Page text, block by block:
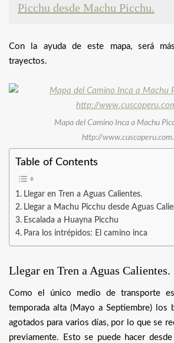
Picchu desde Machu Picchu.
Con la ayuda de este mapa, será
trayectos.
Mapa del Camino Inca a Machu
http://
Table of Contents
Llegar en Tren a Aguas Calientes.
Llegar a Machu Picchu desde Aguas
Escalada a Huayna Picchu
Para los intrépidos: El camino inca
Llegar en Tren a Aguas Calientes.
Como el único medio de transporte
temporada alta (Mayo a Septiembre) los
agotados para varios días, por lo que se
previamente. Esto se puede hacer